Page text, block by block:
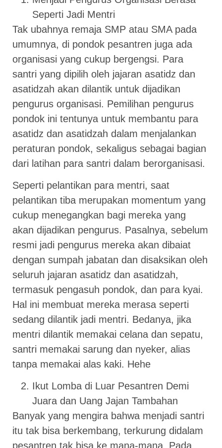
Seperti Jadi Mentri
Tak ubahnya remaja SMP atau SMA pada
umumnya, di pondok pesantren juga ada
organisasi yang cukup bergengsi. Para
santri yang dipilih oleh jajaran asatidz dan
asatidzah akan dilantik untuk dijadikan
pengurus organisasi. Pemilihan pengurus
pondok ini tentunya untuk membantu para
asatidz dan asatidzah dalam menjalankan
peraturan pondok, sekaligus sebagai bagian
dari latihan para santri dalam berorganisasi.
Seperti pelantikan para mentri, saat
pelantikan tiba merupakan momentum yang
cukup menegangkan bagi mereka yang
akan dijadikan pengurus. Pasalnya, sebelum
resmi jadi pengurus mereka akan dibaiat
dengan sumpah jabatan dan disaksikan oleh
seluruh jajaran asatidz dan asatidzah,
termasuk pengasuh pondok, dan para kyai.
Hal ini membuat mereka merasa seperti
sedang dilantik jadi mentri. Bedanya, jika
mentri dilantik memakai celana dan sepatu,
santri memakai sarung dan nyeker, alias
tanpa memakai alas kaki. Hehe
Ikut Lomba di Luar Pesantren Demi
Juara dan Uang Jajan Tambahan
Banyak yang mengira bahwa menjadi santri
itu tak bisa berkembang, terkurung didalam
pesantren tak bisa ke mana-mana. Pada